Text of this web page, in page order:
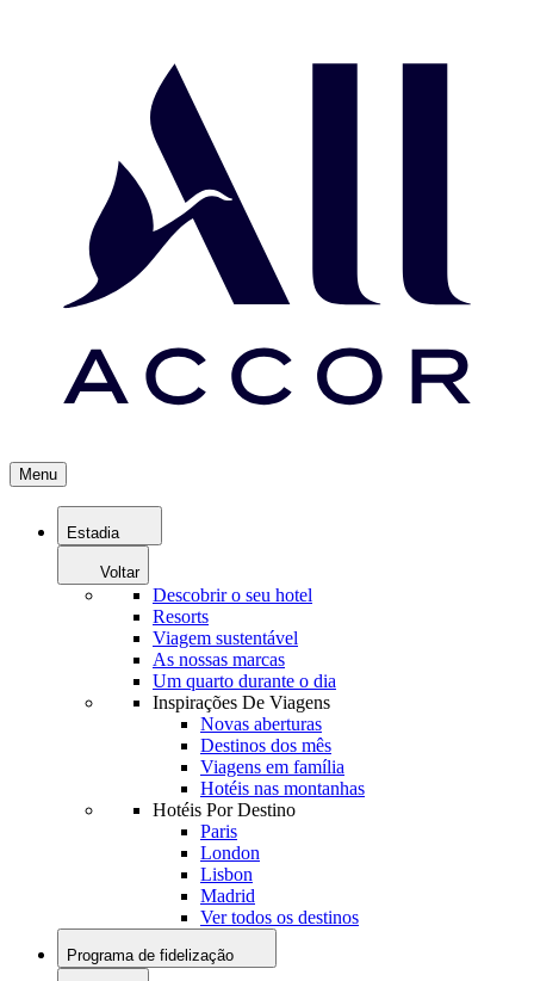
Menu
Estadia
Voltar
Descobrir o seu hotel
Resorts
Viagem sustentável
As nossas marcas
Um quarto durante o dia
Inspirações De Viagens
Novas aberturas
Destinos dos mês
Viagens em família
Hotéis nas montanhas
Hotéis Por Destino
Paris
London
Lisbon
Madrid
Ver todos os destinos
Programa de fidelização